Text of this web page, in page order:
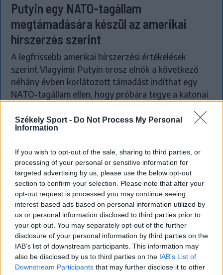
Székely Sport - Do Not Process My Personal
Information
If you wish to opt-out of the sale, sharing to third parties, or
processing of your personal or sensitive information for
targeted advertising by us, please use the below opt-out
section to confirm your selection. Please note that after your
opt-out request is processed you may continue seeing
interest-based ads based on personal information utilized by
us or personal information disclosed to third parties prior to
your opt-out. You may separately opt-out of the further
disclosure of your personal information by third parties on the
IAB’s list of downstream participants. This information may
also be disclosed by us to third parties on the IAB’s List of
Downstream Participants that may further disclose it to other
Putyin egy NATO-tagállam
megtámadására készül az amerikai
hírszerzés szerint
A legfrissebb amerikai hírszerzési értékelések
szerint Vlagyimir Putyin orosz elnök a következő
néhány évben korlátozott támadást indíthat egy
NATO-tagállam ellen, hogy próbára tegye a katonai